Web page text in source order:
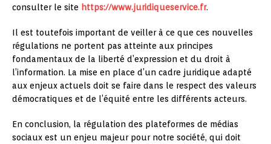
consulter le site https://www.juridiqueservice.fr.
Il est toutefois important de veiller à ce que ces nouvelles
régulations ne portent pas atteinte aux principes
fondamentaux de la liberté d’expression et du droit à
l’information. La mise en place d’un cadre juridique adapté
aux enjeux actuels doit se faire dans le respect des valeurs
démocratiques et de l’équité entre les différents acteurs.
En conclusion, la régulation des plateformes de médias
sociaux est un enjeu majeur pour notre société, qui doit